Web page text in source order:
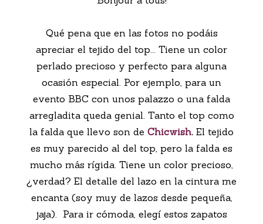
Qué pena que en las fotos no podáis
apreciar el tejido del top... Tiene un color
perlado precioso y perfecto para alguna
ocasión especial. Por ejemplo, para un
evento BBC con unos palazzo o una falda
arregladita queda genial. Tanto el top como
la falda que llevo son de Chicwish. El tejido
es muy parecido al del top, pero la falda es
mucho más rígida. Tiene un color precioso,
¿verdad? El detalle del lazo en la cintura me
encanta (soy muy de lazos desde pequeña,
jaja). Para ir cómoda, elegí estos zapatos